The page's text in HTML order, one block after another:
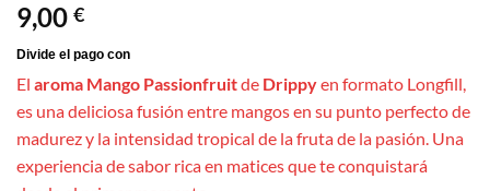
9,00 €
El aroma Mango Passionfruitde Drippyen formato Longfill,
es una deliciosa fusión entre mangos en su punto perfecto de
madurez y la intensidad tropical de la fruta de la pasión. Una
experiencia de sabor rica en matices que te conquistará